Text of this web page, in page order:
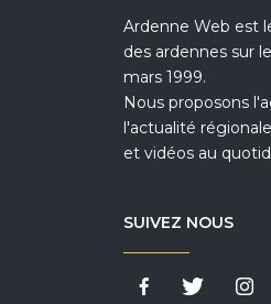
Ardenne Web est
des ardennes sur
mars 1999.
Nous proposons
l'actualité
et vidéos au
SUIVEZ NOUS